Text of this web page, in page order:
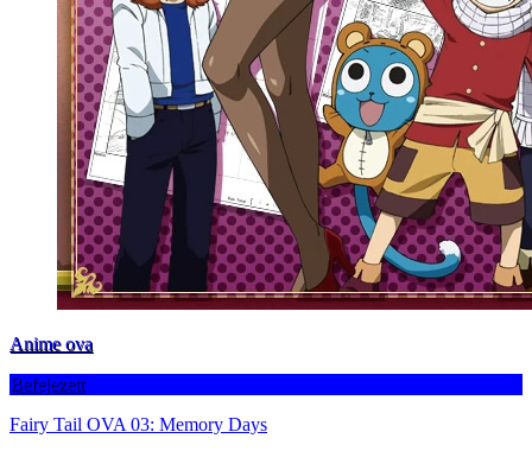
Anime ova
Befejezett
Fairy Tail OVA 03: Memory Days